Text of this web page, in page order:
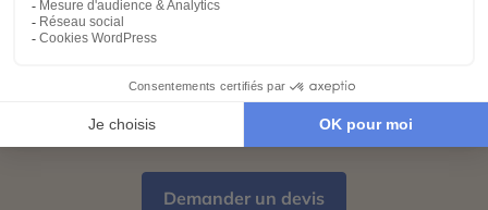
04
disponible 24/7
Demander un devis